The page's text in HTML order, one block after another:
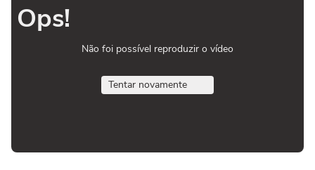
Ops!
Não foi possível reproduzir o vídeo
Tentar novamente